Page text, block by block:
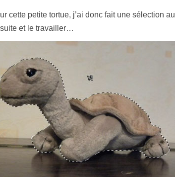
cette petite tortue, j’ai donc fait une sélection au
et le travailler…